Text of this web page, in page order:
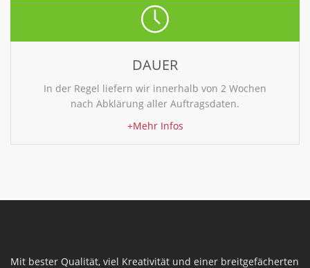
DAUER
In der Regel liefern wir innerhalb von 2 Wochen
nach Abklärung aller Auftragsdaten.
+Mehr Infos
Mit bester Qualität, viel Kreativität und einer breitgefächerten